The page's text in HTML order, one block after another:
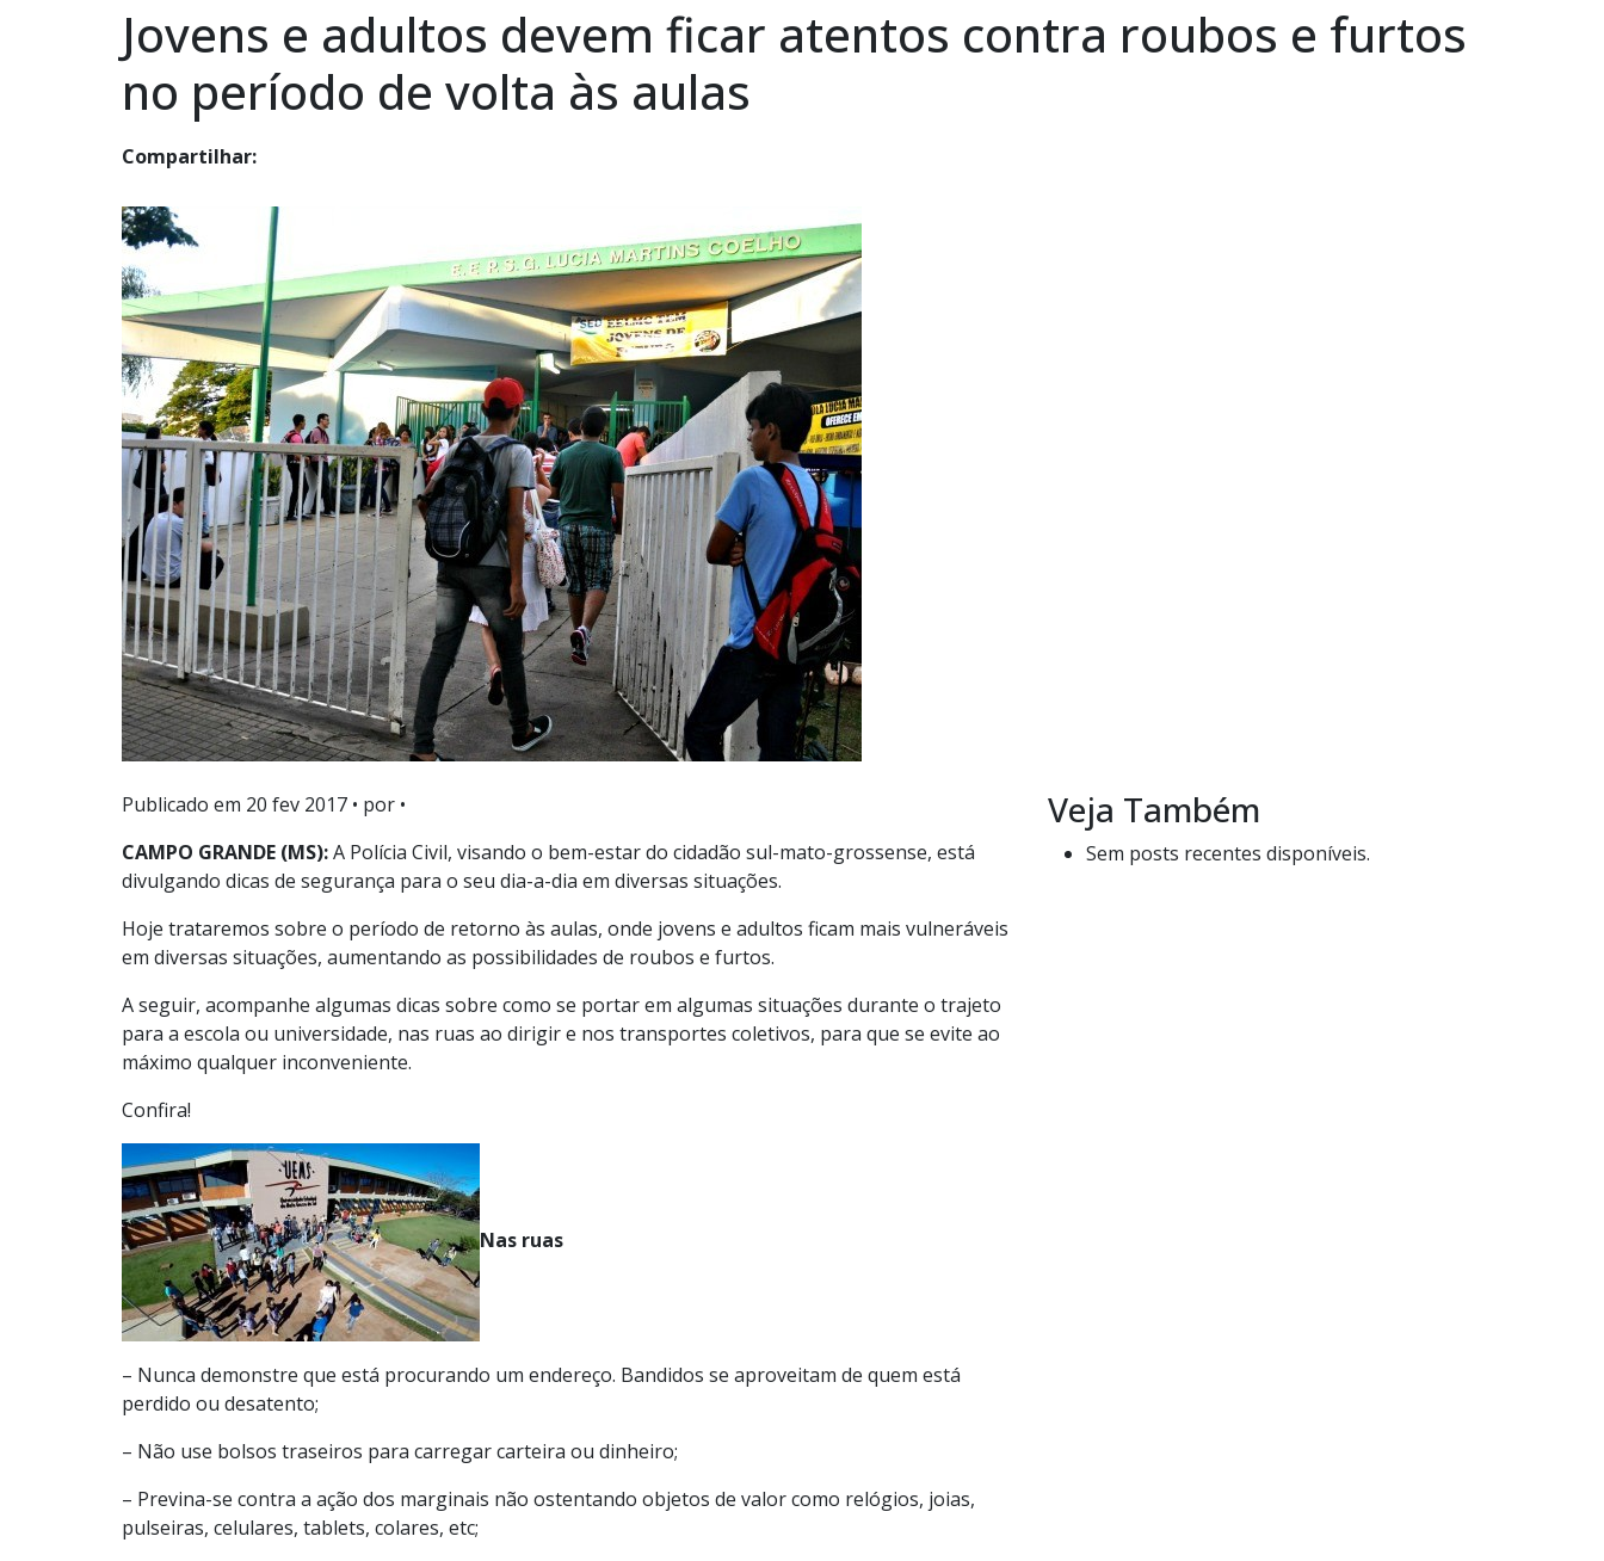
Jovens e adultos devem ficar atentos contra roubos e furtos
no período de volta às aulas
Compartilhar:
Publicado em 20 fev 2017 • por •
CAMPO GRANDE (MS):A Polícia Civil, visando o bem-estar do cidadão sul-mato-grossense, está
divulgando dicas de segurança para o seu dia-a-dia em diversas situações.
Hoje trataremos sobre o período de retorno às aulas, onde jovens e adultos ficam mais vulneráveis
em diversas situações, aumentando as possibilidades de roubos e furtos.
A seguir, acompanhe algumas dicas sobre como se portar em algumas situações durante o trajeto
para a escola ou universidade, nas ruas ao dirigir e nos transportes coletivos, para que se evite ao
máximo qualquer inconveniente.
Confira!
Nas ruas
– Nunca demonstre que está procurando um endereço. Bandidos se aproveitam de quem está
perdido ou desatento;
– Não use bolsos traseiros para carregar carteira ou dinheiro;
– Previna-se contra a ação dos marginais não ostentando objetos de valor como relógios, joias,
pulseiras, celulares, tablets, colares, etc;
Veja Também
Sem posts recentes disponíveis.